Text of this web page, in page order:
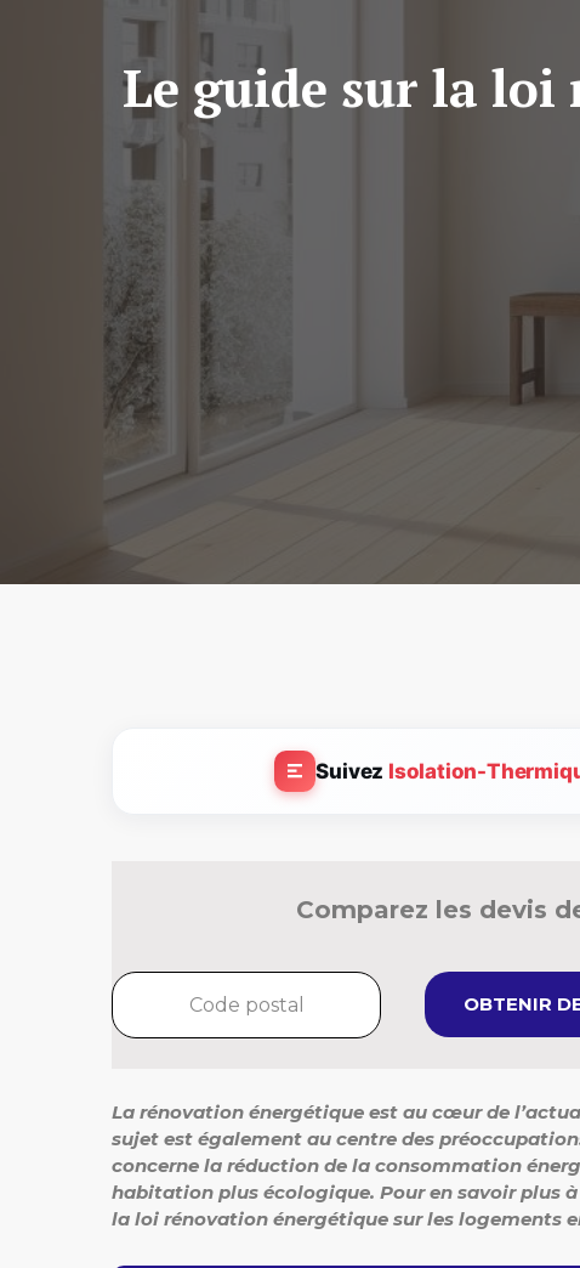
Le guide sur la loi
Suivez Isolation-
Comparez les devis
OBTENIR
La rénovation énergétique est au cœur de
sujet est également au centre des
concerne la réduction de la consommation
habitation plus écologique. Pour en savoir plus
la loi rénovation énergétique sur les logements